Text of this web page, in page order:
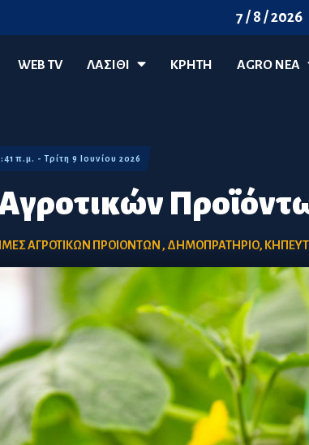
7 / 8 / 2026
WEB TV ΛΑΣΊΘΙ ΚΡΗΤΗ AGRO ΝΈΑ
π.μ. - Τρίτη 9 Ιουνίου 2026
ΑΓΡΟΤΙΚΩΝ ΠΡΟΙΟΝΤΩΝ , ΔΗΜΟΠΡΑΤΗΡΙΟ,